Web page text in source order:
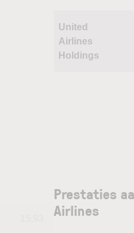
United
Airlines
Holdings
Prestaties
Airlines